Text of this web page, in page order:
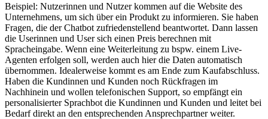
Beispiel: Nutzerinnen und Nutzer kommen auf die Website des
Unternehmens, um sich über ein Produkt zu informieren. Sie haben
Fragen, die der Chatbot zufriedenstellend beantwortet. Dann lassen
die Userinnen und User sich einen Preis berechnen mit
Spracheingabe. Wenn eine Weiterleitung zu bspw. einem Live-
Agenten erfolgen soll, werden auch hier die Daten automatisch
übernommen. Idealerweise kommt es am Ende zum Kaufabschluss.
Haben die Kundinnen und Kunden noch Rückfragen im
Nachhinein und wollen telefonischen Support, so empfängt ein
personalisierter Sprachbot die Kundinnen und Kunden und leitet bei
Bedarf direkt an den entsprechenden Ansprechpartner weiter.